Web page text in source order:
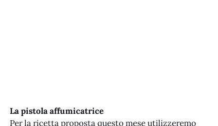
La pistola affumicatrice
Per la ricetta proposta questo mese utilizzeremo